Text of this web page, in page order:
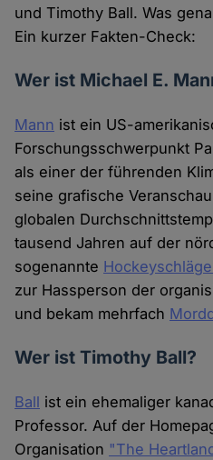
und Timothy Ball. Was
Ein kurzer Fakten-Check:
Wer ist Michael E.
Mann ist ein US-
Forschungsschwerpunkt
als einer der führenden
seine grafische
globalen
tausend Jahren auf der
sogenannte
zur Hassperson der
und bekam mehrfach
Wer ist Timothy Ball?
Ball ist ein ehemaliger
Professor. Auf der
Organisation "The